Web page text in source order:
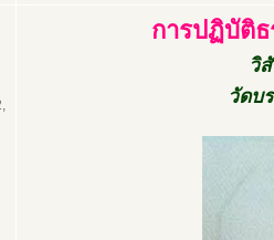
การปฏิบัติ
วิ
วัดบ